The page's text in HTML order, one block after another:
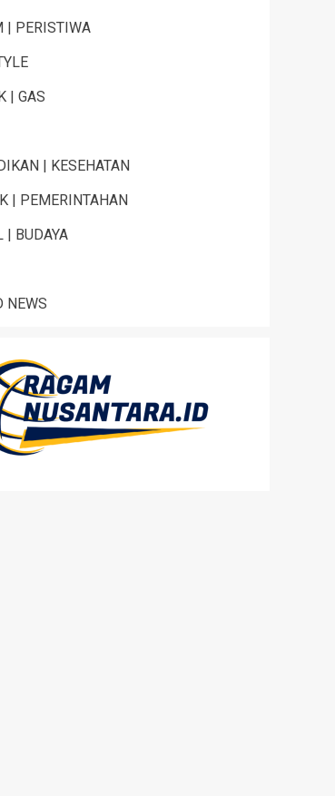
| PERISTIWA
| GAS
| KESEHATAN
| PEMERINTAHAN
| BUDAYA
NEWS